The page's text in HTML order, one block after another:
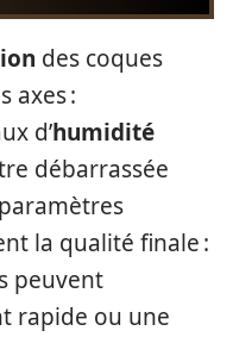
des coques
axes :
d’humidité
débarrassée
la qualité finale :
peuvent
rapide ou une